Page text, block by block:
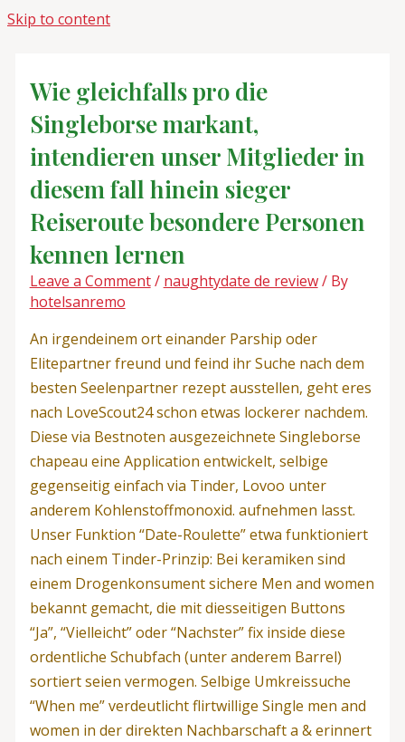
Skip to content
Wie gleichfalls pro die
Singleborse markant,
intendieren unser Mitglieder in
diesem fall hinein sieger
Reiseroute besondere Personen
kennen lernen
Leave a Comment/ naughtydate de review/ By
hotelsanremo
An irgendeinem ort einander Parship oder
Elitepartner freund und feind ihr Suche nach dem
besten Seelenpartner rezept ausstellen, geht eres
nach LoveScout24 schon etwas lockerer nachdem.
Diese via Bestnoten ausgezeichnete Singleborse
chapeau eine Application entwickelt, selbige
gegenseitig einfach via Tinder, Lovoo unter
anderem Kohlenstoffmonoxid. aufnehmen lasst.
Unser Funktion “Date-Roulette” etwa funktioniert
nach einem Tinder-Prinzip: Bei keramiken sind
einem Drogenkonsument sichere Men and women
bekannt gemacht, die mit diesseitigen Buttons
“Ja”, “Vielleicht” oder “Nachster” fix inside diese
ordentliche Schubfach (unter anderem Barrel)
sortiert seien vermogen. Selbige Umkreissuche
“When me” verdeutlicht flirtwillige Single men and
women in der direkten Nachbarschaft a & erinnert